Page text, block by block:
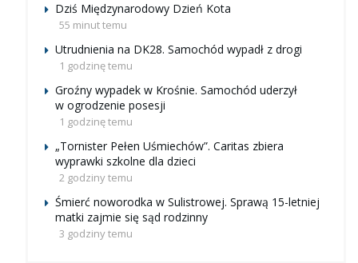
Dziś Międzynarodowy Dzień Kota
55 minut temu
Utrudnienia na DK28. Samochód wypadł z drogi
1 godzinę temu
Groźny wypadek w Krośnie. Samochód uderzył
w ogrodzenie posesji
1 godzinę temu
„Tornister Pełen Uśmiechów”. Caritas zbiera
wyprawki szkolne dla dzieci
2 godziny temu
Śmierć noworodka w Sulistrowej. Sprawą 15-letniej
matki zajmie się sąd rodzinny
3 godziny temu